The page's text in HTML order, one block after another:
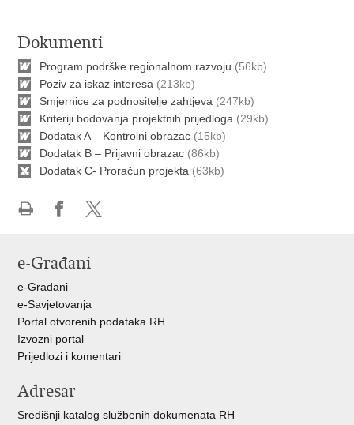
Dokumenti
Program podrške regionalnom razvoju (56kb)
Poziv za iskaz interesa (213kb)
Smjernice za podnositelje zahtjeva (247kb)
Kriteriji bodovanja projektnih prijedloga (29kb)
Dodatak A – Kontrolni obrazac (15kb)
Dodatak B – Prijavni obrazac (86kb)
Dodatak C- Proračun projekta (63kb)
Facebooku
X-
e-Građani
e-Građani
e-Savjetovanja
Portal otvorenih podataka RH
Izvozni portal
Prijedlozi i komentari
Adresar
Središnji katalog službenih dokumenata RH